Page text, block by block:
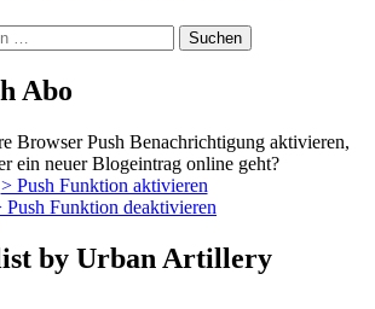
Abo
Browser Push Benachrichtigung aktivieren,
ein neuer Blogeintrag online geht?
> Push Funktion aktivieren
Push Funktion deaktivieren
by Urban Artillery